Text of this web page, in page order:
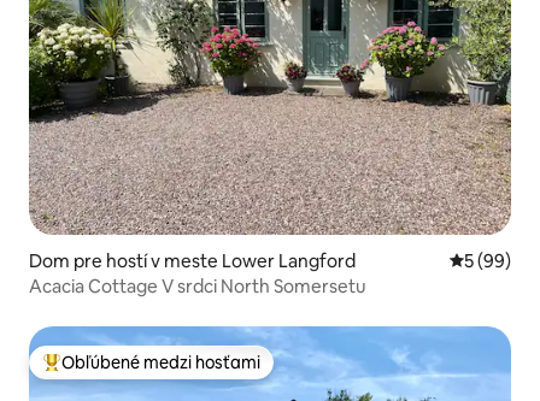
Dom pre hostí v meste Lower Langford
5 (99)
Acacia Cottage V srdci North Somersetu
Najobľúbenejšie medzi hosťami
Obľúbené medzi hosťami